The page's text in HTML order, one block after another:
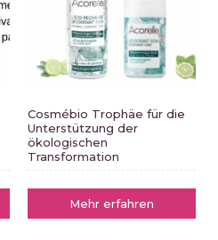
Cosmébio Trophäe für die
Unterstützung der
ökologischen
Transformation
Mehr erfahren